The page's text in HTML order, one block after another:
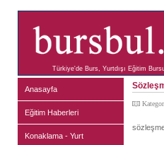
Türkiye'de Burs, Yurtdışı Eğitim
Anasayfa
Eğitim Haberleri
Konaklama - Yurt